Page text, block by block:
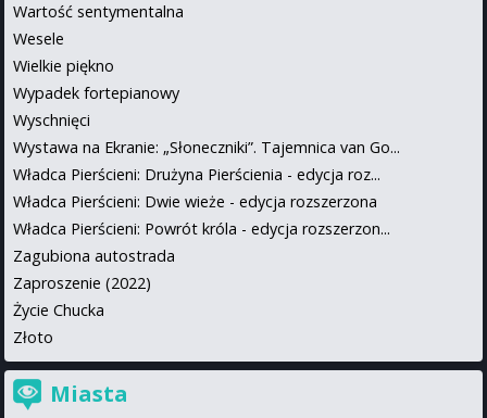
Wartość sentymentalna
Wesele
Wielkie piękno
Wypadek fortepianowy
Wyschnięci
Wystawa na Ekranie: „Słoneczniki”. Tajemnica van Go...
Władca Pierścieni: Drużyna Pierścienia - edycja roz...
Władca Pierścieni: Dwie wieże - edycja rozszerzona
Władca Pierścieni: Powrót króla - edycja rozszerzon...
Zagubiona autostrada
Zaproszenie (2022)
Życie Chucka
Złoto
Miasta